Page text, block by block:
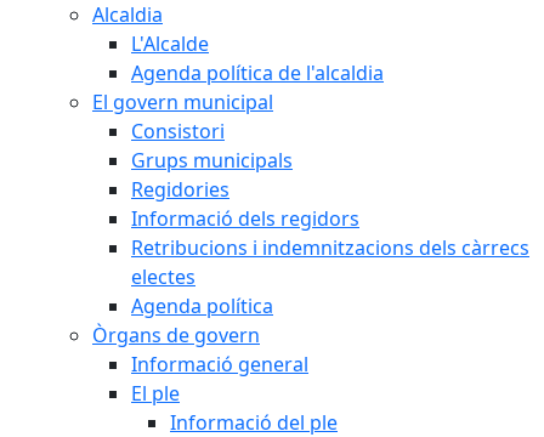
Alcaldia
L'Alcalde
Agenda política de l'alcaldia
El govern municipal
Consistori
Grups municipals
Regidories
Informació dels regidors
Retribucions i indemnitzacions dels càrrecs
electes
Agenda política
Òrgans de govern
Informació general
El ple
Informació del ple